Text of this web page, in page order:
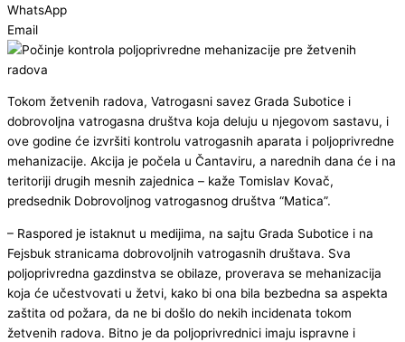
WhatsApp
Email
Tokom žetvenih radova, Vatrogasni savez Grada Subotice i
dobrovoljna vatrogasna društva koja deluju u njegovom sastavu, i
ove godine će izvršiti kontrolu vatrogasnih aparata i poljoprivredne
mehanizacije. Akcija je počela u Čantaviru, a narednih dana će i na
teritoriji drugih mesnih zajednica – kaže Tomislav Kovač,
predsednik Dobrovoljnog vatrogasnog društva “Matica”.
– Raspored je istaknut u medijima, na sajtu Grada Subotice i na
Fejsbuk stranicama dobrovoljnih vatrogasnih društava. Sva
poljoprivredna gazdinstva se obilaze, proverava se mehanizacija
koja će učestvovati u žetvi, kako bi ona bila bezbedna sa aspekta
zaštita od požara, da ne bi došlo do nekih incidenata tokom
žetvenih radova. Bitno je da poljoprivrednici imaju ispravne i